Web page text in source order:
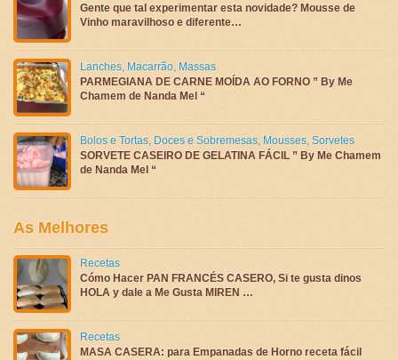
Gente que tal experimentar esta novidade? Mousse de
Vinho maravilhoso e diferente…
Lanches, Macarrão, Massas
PARMEGIANA DE CARNE MOÍDA AO FORNO ” By Me
Chamem de Nanda Mel “
Bolos e Tortas, Doces e Sobremesas, Mousses, Sorvetes
SORVETE CASEIRO DE GELATINA FÁCIL ” By Me Chamem
de Nanda Mel “
As Melhores
Recetas
Cómo Hacer PAN FRANCÉS CASERO, Si te gusta dinos
HOLA y dale a Me Gusta MIREN …
Recetas
MASA CASERA: para Empanadas de Horno receta fácil